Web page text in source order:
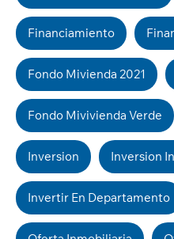
Financiamiento
Fondo Mivienda 2021
Fondo Mivivienda Verde
Inversion Inversion
Invertir En Departamento